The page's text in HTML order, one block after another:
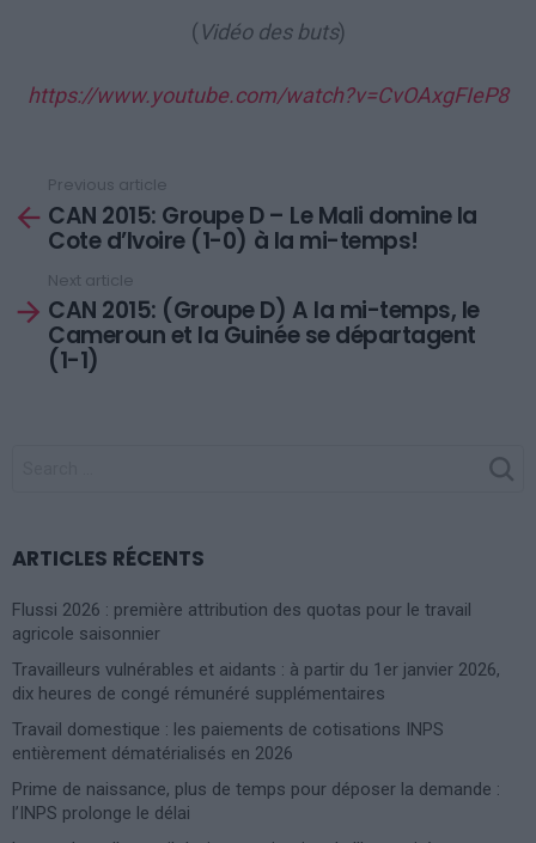
( Vidéo des buts)
https://www.youtube.com/watch?v=CvOAxgFIeP8
more
Previous article
CAN 2015: Groupe D – Le Mali domine la
Cote d’Ivoire (1-0) à la mi-temps!
Next article
CAN 2015: (Groupe D) A la mi-temps, le
Cameroun et la Guinée se départagent
(1-1)
ARTICLES RÉCENTS
Flussi 2026 : première attribution des quotas pour le travail
agricole saisonnier
Travailleurs vulnérables et aidants : à partir du 1er janvier 2026,
dix heures de congé rémunéré supplémentaires
Travail domestique : les paiements de cotisations INPS
entièrement dématérialisés en 2026
Prime de naissance, plus de temps pour déposer la demande :
l’INPS prolonge le délai